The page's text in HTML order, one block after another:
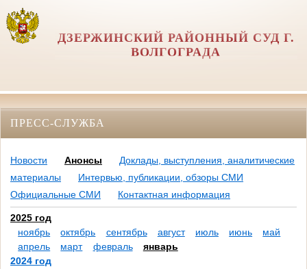
ДЗЕРЖИНСКИЙ РАЙОННЫЙ СУД Г.
ВОЛГОГРАДА
ПРЕСС-СЛУЖБА
Новости Анонсы
Доклады, выступления, аналитические
материалы
Интервью, публикации, обзоры СМИ
Официальные СМИ
Контактная информация
2025 год
ноябрь
октябрь сентябрь август июль июнь
май
апрель
март февраль
январь
2024 год